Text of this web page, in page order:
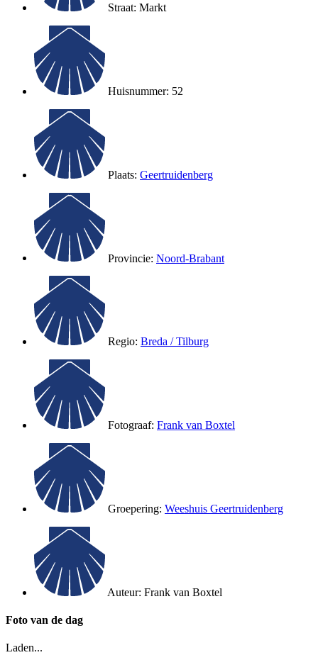
Straat: Markt
Huisnummer: 52
Plaats: Geertruidenberg
Provincie: Noord-Brabant
Regio: Breda / Tilburg
Fotograaf: Frank van Boxtel
Groepering: Weeshuis Geertruidenberg
Auteur: Frank van Boxtel
Foto van de dag
Laden...